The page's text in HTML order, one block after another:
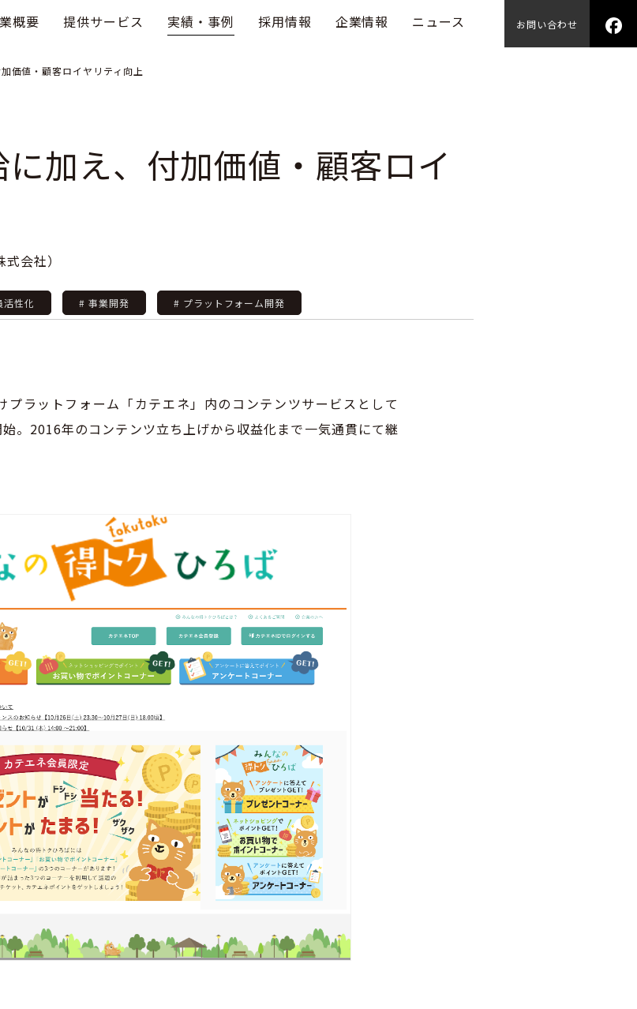
概要 提供サービス 実績・事例 採用情報 企業情報 ニュース お問い合わせ
価値・顧客ロイヤリティ向上
加え、付加価値・顧客ロイ
会社）
活性化 # 事業開発 # プラットフォーム開発
プラットフォーム「カテエネ」内のコンテンツサービスとして
始。2016年のコンテンツ立ち上げから収益化まで一気通貫にて継